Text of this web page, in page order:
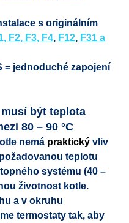
s originálním
F2, F3, F4, F12, F31 a
= jednoduché zapojení
být teplota
80 – 90 °C
nemá praktický vliv
teplotu
systému (40 –
životnost kotle.
a v okruhu
termostaty tak, aby